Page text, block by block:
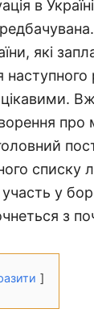
в
які
списку
у
з